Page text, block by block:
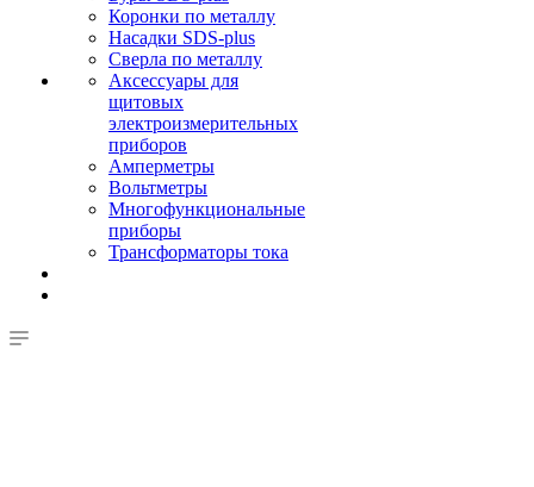
Коронки по металлу
Насадки SDS-plus
Сверла по металлу
Аксессуары для
щитовых
электроизмерительных
приборов
Амперметры
Вольтметры
Многофункциональные
приборы
Трансформаторы тока